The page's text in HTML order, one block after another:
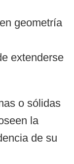
geometría
extenderse
o sólidas
la
de su